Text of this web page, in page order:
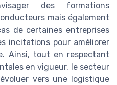
des formations
mais également
de certaines entreprises
incitations pour améliorer
Ainsi, tout en respectant
en vigueur, le secteur
vers une logistique